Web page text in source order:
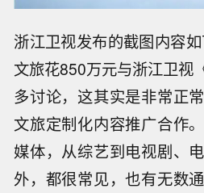
浙江卫视发布的截图内容
文旅花850万元与浙江卫视
多讨论，这其实是非常正
文旅定制化内容推广合作
媒体，从综艺到电视剧、
外，都很常见，也有无数